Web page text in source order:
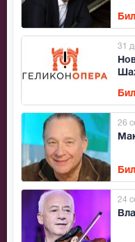
31
26
24